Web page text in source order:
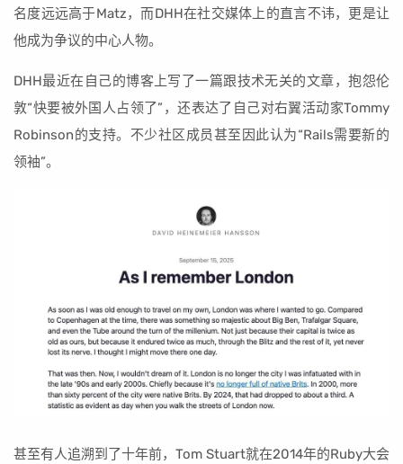
名度远远高于Matz，而DHH在社交媒体上的直言不讳，更是让
他成为争议的中心人物。
DHH最近在自己的博客上写了一篇跟技术无关的文章，抱怨伦
敦“快要被外国人占领了”，还表达了自己对右翼活动家Tommy
Robinson的支持。不少社区成员甚至因此认为“Rails需要新的
领袖”。
甚至有人追溯到了十年前，Tom Stuart就在2014年的Ruby大会